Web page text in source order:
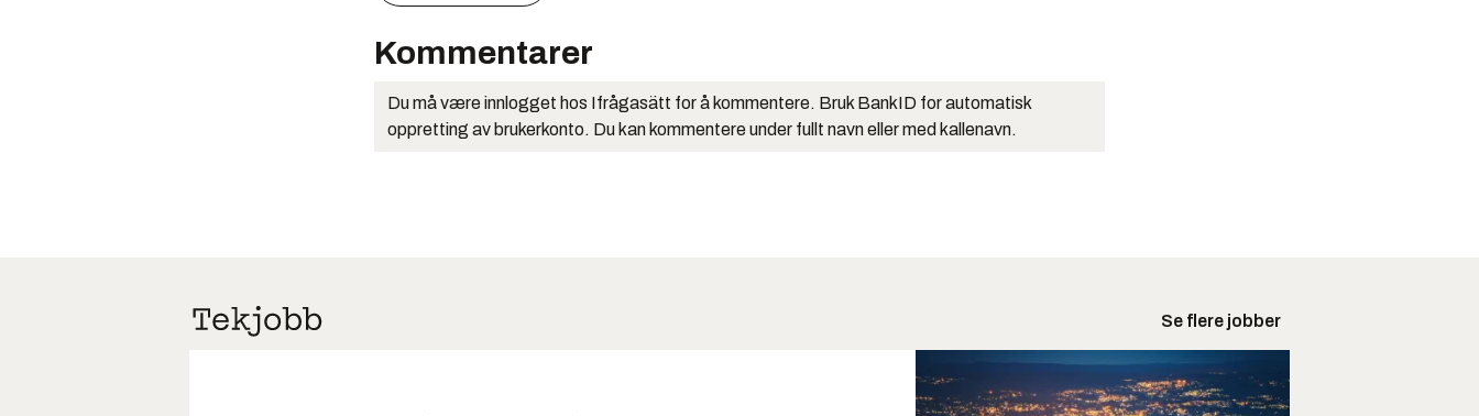
Kommentarer
Du må være innlogget hos Ifrågasätt for å kommentere. Bruk BankID for automatisk
oppretting av brukerkonto. Du kan kommentere under fullt navn eller med kallenavn.
Se flere jobber